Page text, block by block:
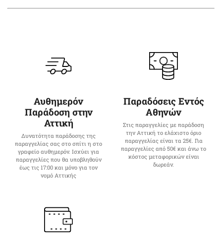
Αυθημερόν
Παράδοση στην
Αττική
Δυνατότητα παράδοσης της
παραγγελίας σας στο σπίτι η στο
γραφείο αυθημερόν. Ισχύει για
παραγγελίες που θα υποβληθούν
έως τις 17:00 και μόνο για τον
νομό Αττικής
Παραδόσεις Εντός
Αθηνών
Στις παραγγελίες με παράδοση
την Αττική το ελάχιστο όριο
παραγγελίας είναι τα 25€. Για
παραγγελίες από 50€ και άνω το
κόστος μεταφορικών είναι
δωρεάν.